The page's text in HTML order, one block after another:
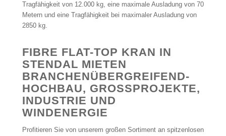
Tragfähigkeit von 12.000 kg, eine maximale Ausladung von 70
Metern und eine Tragfähigkeit bei maximaler Ausladung von
2850 kg.
FIBRE FLAT-TOP KRAN IN
STENDAL MIETEN
BRANCHENÜBERGREIFEND-
HOCHBAU, GROSSPROJEKTE, I
NDUSTRIE UND W
INDENERGIE
Profitieren Sie von unserem großen Sortiment an spitzenlosen